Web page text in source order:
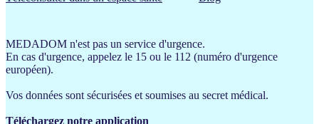
MEDADOM n'est pas un service d'urgence.
En cas d'urgence, appelez le 15 ou le 112 (numéro d'urgence
européen).
Vos données sont sécurisées et soumises au secret médical.
Téléchargez notre application